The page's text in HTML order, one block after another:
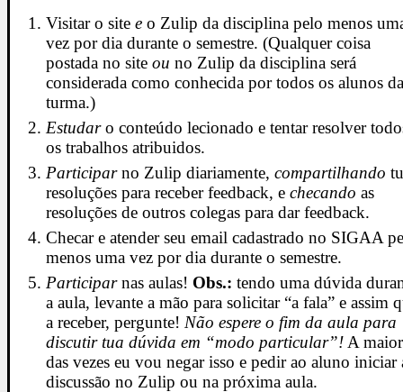
Visitar o sitee o Zulip da disciplina pelo menos
vez por dia durante o semestre. (Qualquer coisa
postada no siteou no Zulip da disciplina será
considerada como conhecida por todos os alunos
turma.)
Estudaro conteúdo lecionado e tentar resolver
os trabalhos atribuidos.
Participarno Zulip diariamente,compartilhando
resoluções para receber feedback, echecando as
resoluções de outros colegas para dar feedback.
Checar e atender seu email cadastrado no SIGAA
menos uma vez por dia durante o semestre.
Participarnas aulas! Obs.: tendo uma dúvida
a aula, levante a mão para solicitar “a fala” e assim
a receber, pergunte! Não espere o fim da aula para
discutir tua dúvida em “modo particular”! A
das vezes eu vou negar isso e pedir ao aluno iniciar
discussão no Zulip ou na próxima aula.